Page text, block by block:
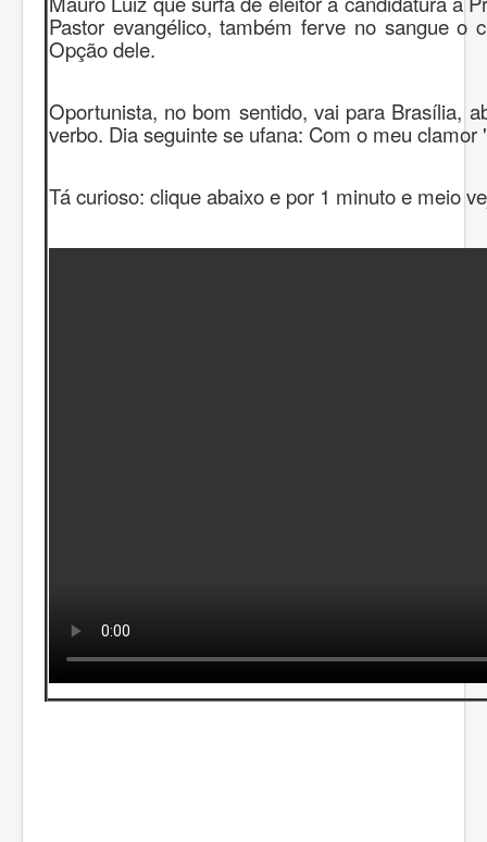
Pastor evangélico, também ferve no sangue o
Opção dele.
Oportunista, no bom sentido, vai para Brasília,
verbo. Dia seguinte se ufana: Com o meu
Tá curioso: clique abaixo e por 1 minuto e meio